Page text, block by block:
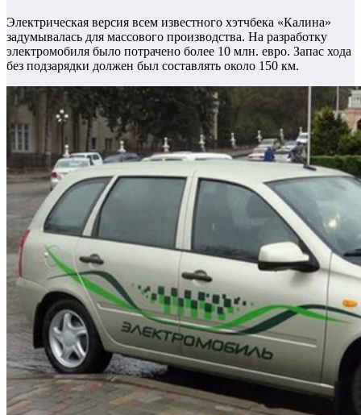
Электрическая версия всем известного хэтчбека «Калина»
задумывалась для массового производства. На разработку
электромобиля было потрачено более 10 млн. евро. Запас хода
без подзарядки должен был составлять около 150 км.